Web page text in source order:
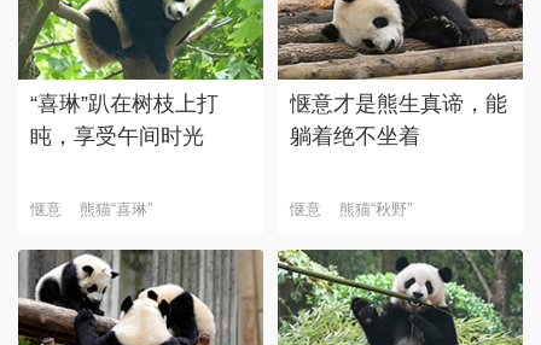
“喜琳”趴在树枝上打
盹，享受午间时光
惬意 熊猫“喜琳”
惬意才是熊生真谛，能
躺着绝不坐着
惬意 熊猫“秋野”